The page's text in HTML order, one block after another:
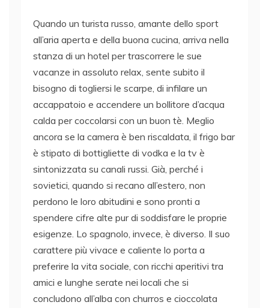
Quando un turista russo, amante dello sport
all’aria aperta e della buona cucina, arriva nella
stanza di un hotel per trascorrere le sue
vacanze in assoluto relax, sente subito il
bisogno di togliersi le scarpe, di infilare un
accappatoio e accendere un bollitore d’acqua
calda per coccolarsi con un buon tè. Meglio
ancora se la camera è ben riscaldata, il frigo bar
è stipato di bottigliette di vodka e la tv è
sintonizzata su canali russi. Già, perché i
sovietici, quando si recano all’estero, non
perdono le loro abitudini e sono pronti a
spendere cifre alte pur di soddisfare le proprie
esigenze. Lo spagnolo, invece, è diverso. Il suo
carattere più vivace e caliente lo porta a
preferire la vita sociale, con ricchi aperitivi tra
amici e lunghe serate nei locali che si
concludono all’alba con churros e cioccolata